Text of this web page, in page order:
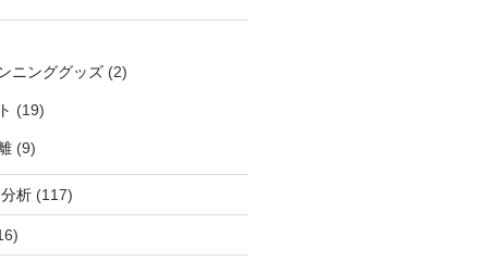
ニンググッズ(2)
(19)
(9)
析(117)